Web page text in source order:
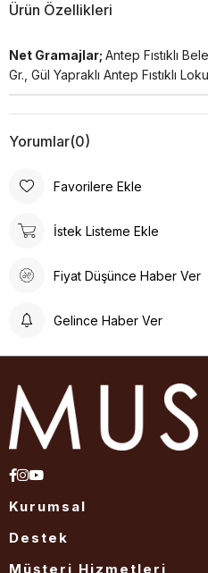
Ürün Özellikleri
Net Gramajlar; Antep Fıstıklı
Gr., Gül Yapraklı Antep Fıstıklı
Yorumlar(0)
Favorilere Ekle
İstek Listeme Ekle
Fiyat Düşünce Haber Ver
Gelince Haber Ver
Kurumsal
Destek
Müşteri Hizmetleri